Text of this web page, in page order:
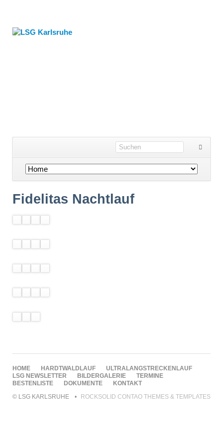
Navigation
Fidelitas Nachtlauf
NAVIGATION
ÜBERSPRINGEN
HOME HARDTWALDLAUF
ULTRALANGSTRECKENLAUF
LSG NEWSLETTER
BILDERGALERIE
TERMINE
BESTENLISTE
DOKUMENTE
KONTAKT
© LSG KARLSRUHE
ROCKSOLID CONTAO THEMES & TEMPLATES